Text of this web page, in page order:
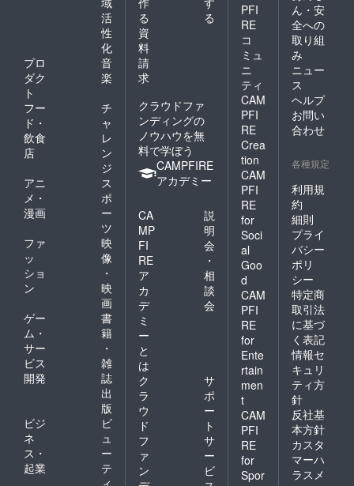
活
性
化
プロ
ダク
ト
音
楽
フー
ド・
飲食
店
チ
ャ
レ
ン
ジ
アニ
メ・
漫画
ス
ポ
ー
ツ
ファ
ッ
ショ
ン
映
像
・
映
画
ゲー
ム・
サー
ビス
開発
書
籍
・
雑
誌
出
版
ビジ
ネ
ス・
起業
ビ
ュ
ー
テ
る
る
資
料
請
求
クラウドファ
ンディングの
ノウハウを無
料で学ぼう
CAMPFIRE
アカデミー
CA
MP
FI
RE
ア
カ
デ
ミ
ー
と
は
説
明
会
・
相
談
会
ク
ラ
ウ
ド
フ
ァ
ン
サ
ポ
ー
ト
サ
ー
ビ
PFI
RE
コ
ミュ
ニ
ティ
CAM
PFI
RE
Crea
tion
CAM
PFI
RE
for
Soci
al
Goo
d
CAM
PFI
RE
for
Ente
rtain
men
t
CAM
PFI
RE
for
Spor
ん・安
全への
取り組
み
ニュー
ス
ヘルプ
お問い
合わせ
各種規定
利用規
約
細則
プライ
バシー
ポリ
シー
特定商
取引法
に基づ
く表記
情報セ
キュリ
ティ方
針
反社基
本方針
カスタ
マーハ
ラスメ